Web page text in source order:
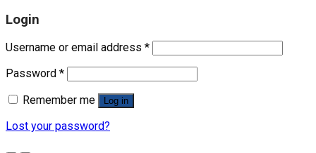
Login
Username or email address *
Password *
Remember me
Log in
Lost your password?